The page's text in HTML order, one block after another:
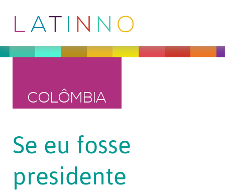
COLÔMBIA
Se eu fosse
presidente